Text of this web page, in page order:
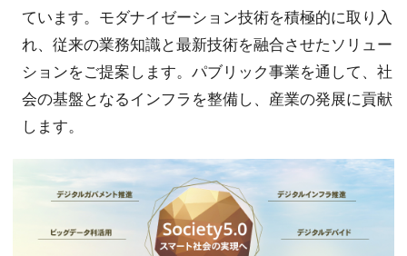
ています。モダナイゼーション技術を積極的に取り入
れ、従来の業務知識と最新技術を融合させたソリュー
ションをご提案します。パブリック事業を通して、社
会の基盤となるインフラを整備し、産業の発展に貢献
します。